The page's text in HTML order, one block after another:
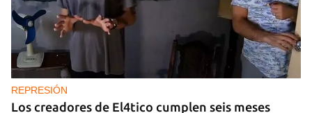
REPRESIÓN
Los creadores de El4tico cumplen seis meses